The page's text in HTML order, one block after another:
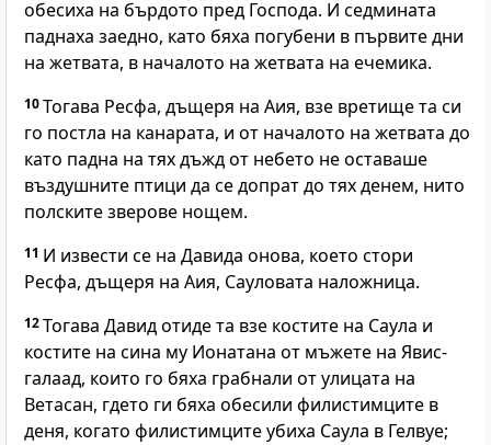
обесиха на бърдото пред Господа. И седмината
паднаха заедно, като бяха погубени в първите дни
на жетвата, в началото на жетвата на ечемика.
10Тогава Ресфа, дъщеря на Аия, взе вретище та си
го постла на канарата, и от началото на жетвата до
като падна на тях дъжд от небето не оставаше
въздушните птици да се допрат до тях денем, нито
полските зверове нощем.
11 И извести се на Давида онова, което стори
Ресфа, дъщеря на Аия, Сауловата наложница.
12Тогава Давид отиде та взе костите на Саула и
костите на сина му Ионатана от мъжете на Явис-
галаад, които го бяха грабнали от улицата на
Ветасан, гдето ги бяха обесили филистимците в
деня, когато филистимците убиха Саула в Гелвуе;